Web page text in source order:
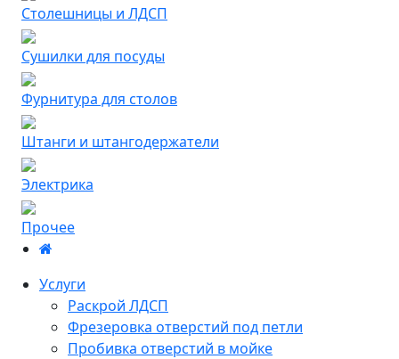
Столешницы и ЛДСП
Сушилки для посуды
Фурнитура для столов
Штанги и штангодержатели
Электрика
Прочее
Услуги
Раскрой ЛДСП
Фрезеровка отверстий под петли
Пробивка отверстий в мойке